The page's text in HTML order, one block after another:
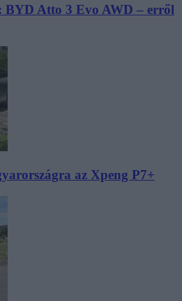
BYD Atto 3 Evo AWD – erről
az Xpeng P7+